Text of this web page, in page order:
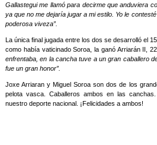
Gallastegui me llamó para decirme que anduviera
ya que no me dejaría jugar a mi estilo. Yo le
poderosa viveza”.
La única final jugada entre los dos se desarrolló el
como había vaticinado Soroa, la ganó Arriarán II,
enfrentaba, en la cancha tuve a un gran caballero
fue un gran honor”.
Joxe Arriaran y Miguel Soroa son dos de los
pelota vasca. Caballeros ambos en las
nuestro deporte nacional. ¡Felicidades a ambos!